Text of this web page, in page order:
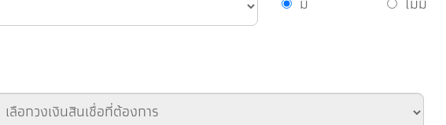
มี
ไม่มี